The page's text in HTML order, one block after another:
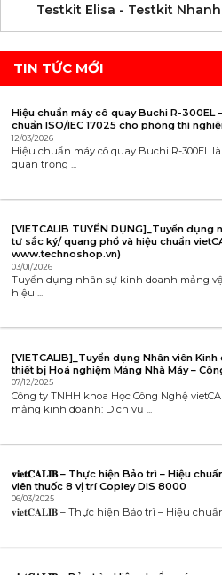
Testkit Elisa - Testkit
TIN TỨC MỚI
Hiệu chuẩn máy cô quay Buchi R-300EL
chuẩn ISO/IEC 17025 cho phòng thí
12/03/2026
Hiệu chuẩn máy cô quay Buchi R-300EL
quan trọng ...
[VIETCALIB TUYỂN DỤNG]_Tuyển
tư sắc ký/ quang phổ và hiệu chuẩn
www.technoshop.vn)
03/01/2026
Tuyển dụng nhân sự kinh doanh mảng
hiệu ...
[VIETCALIB]_Tuyển dụng Nhân viên
thiết bị Hoá nghiệm Mảng Nhà Máy –
07/12/2025
Công ty TNHH khoa Học Công Nghệ
mảng kinh doanh: Dịch vụ ...
𝐯𝐢𝐞𝐭𝐂𝐀𝐋𝐈𝐁 – Thực hiện Bảo trì – Hiệu
viên thuốc 8 vị trí Copley DIS 8000
06/03/2025
𝐯𝐢𝐞𝐭𝐂𝐀𝐋𝐈𝐁 – Thực hiện Bảo trì – Hiệu